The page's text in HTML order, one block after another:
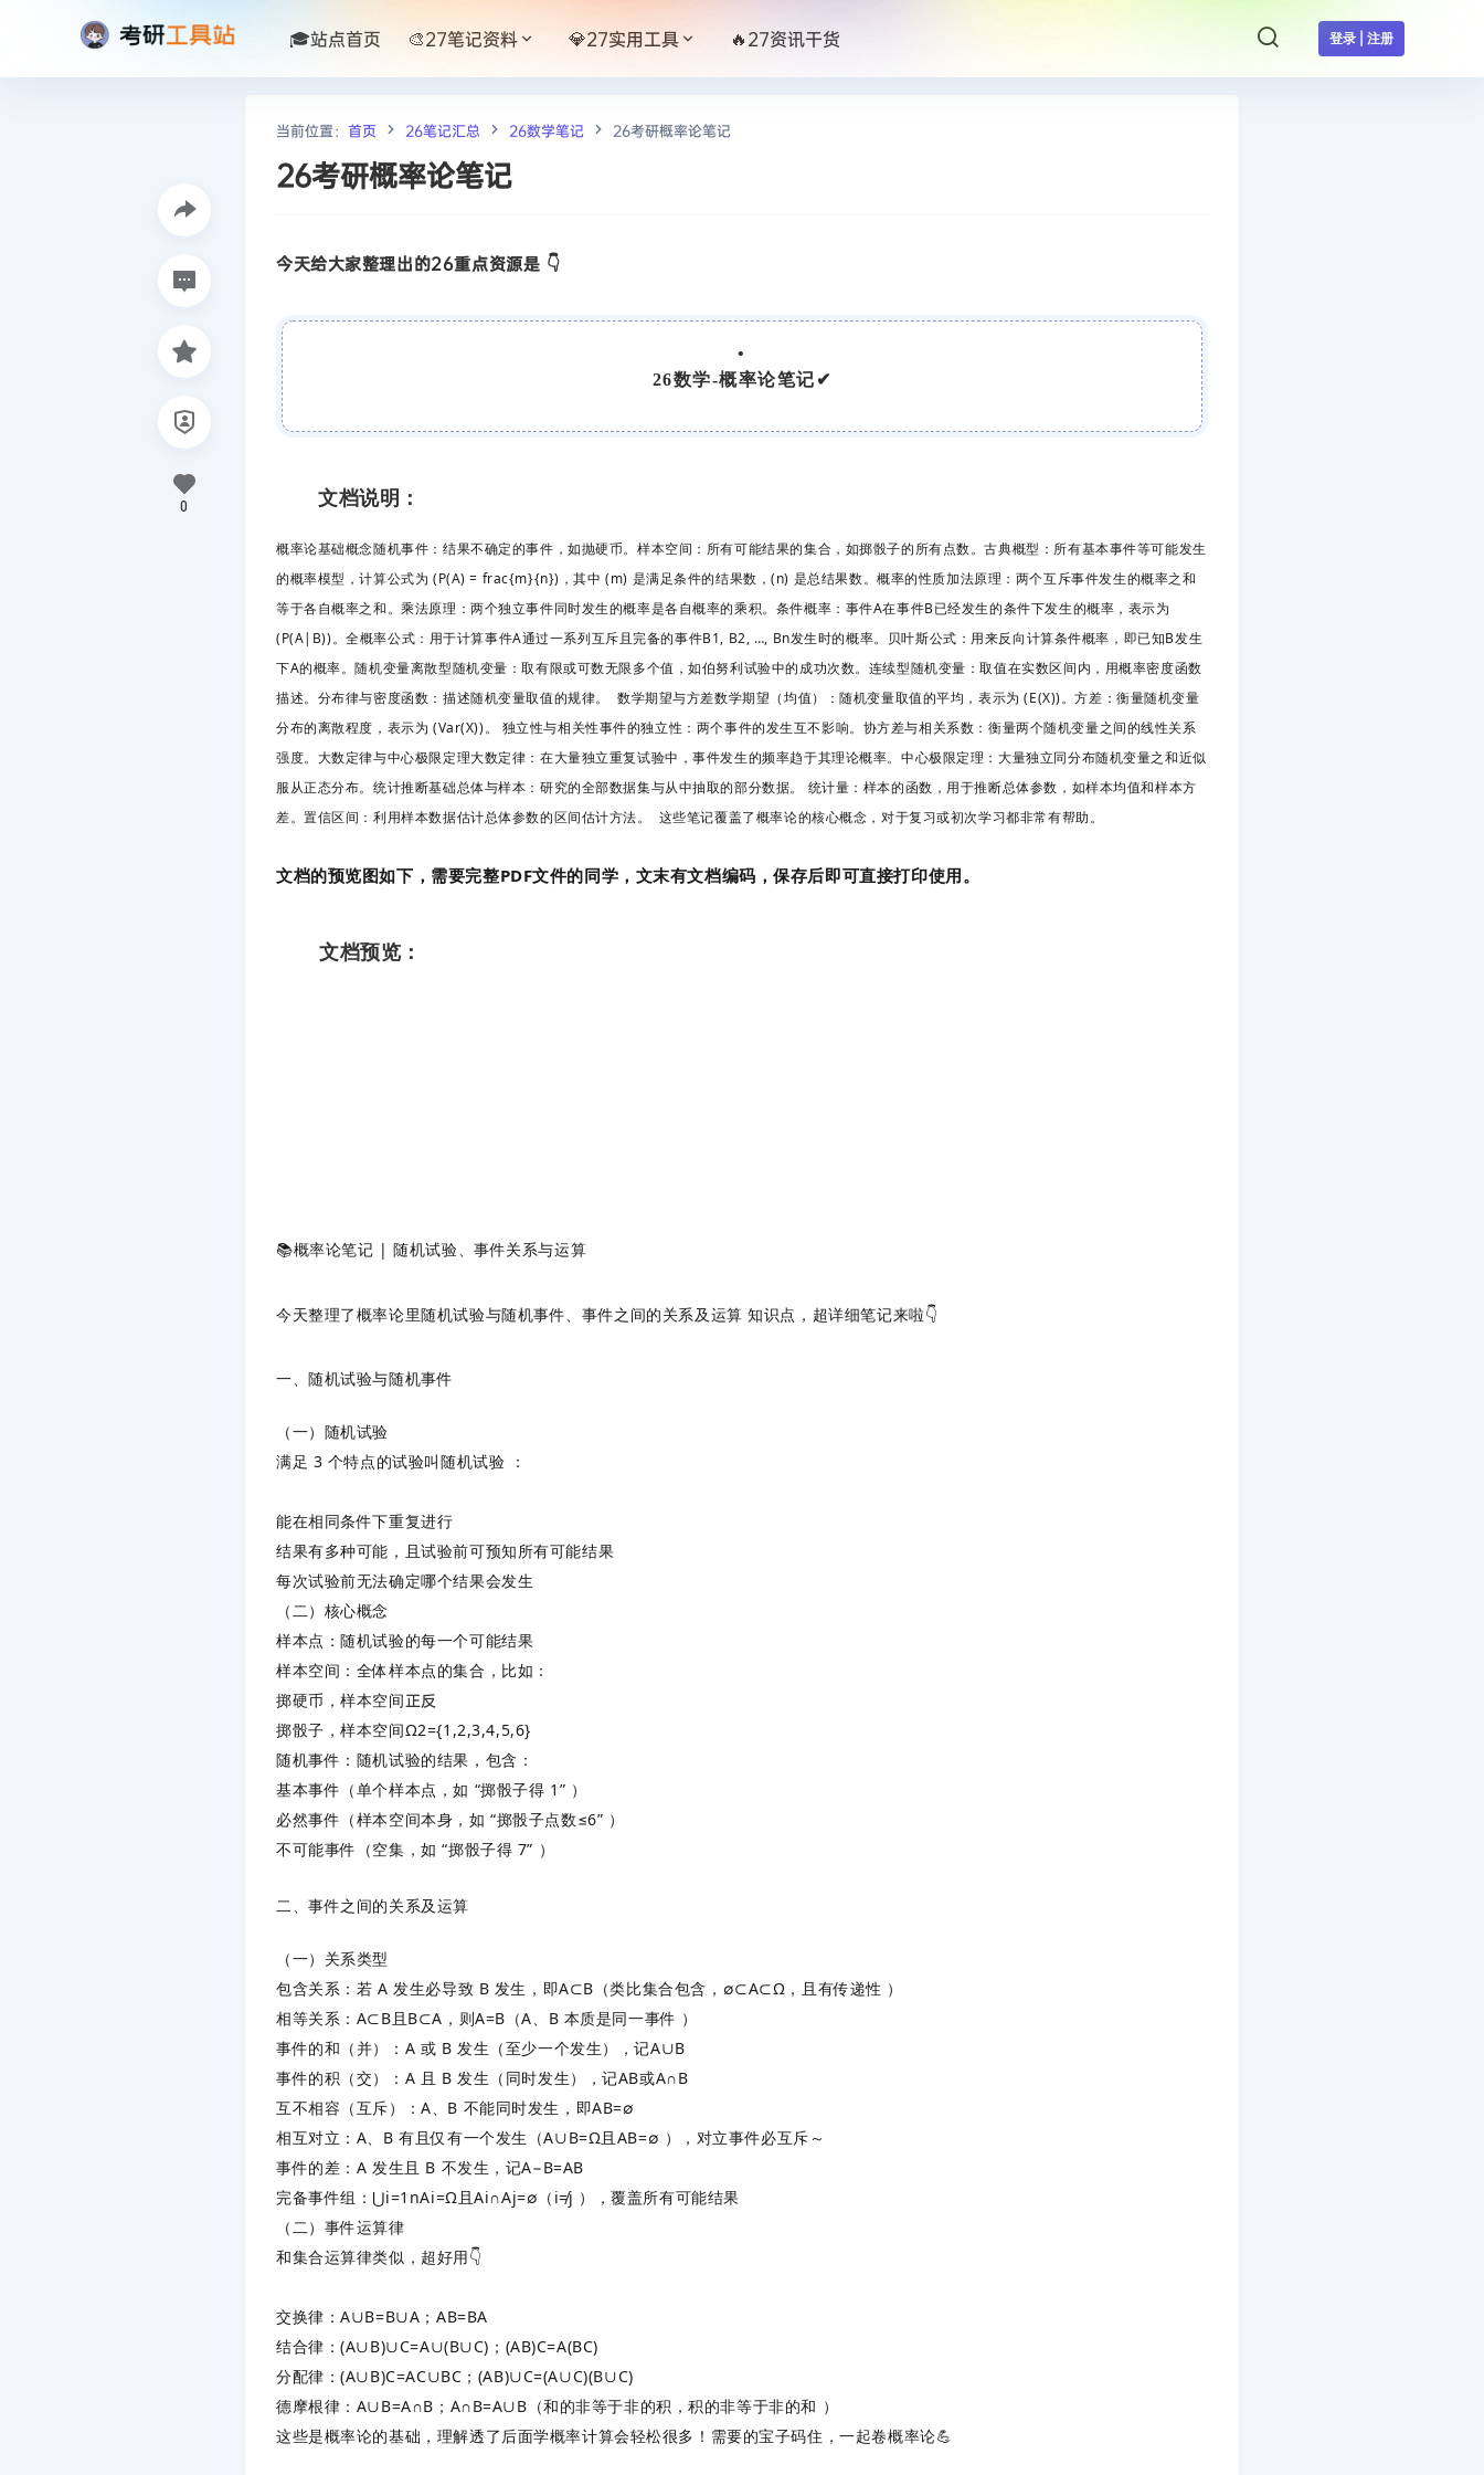
登录 | 注册
🎓站点首页 🎨27笔记资料 💎27实用工具 🔥27资讯干货
当前位置： 首页 26笔记汇总 26数学笔记 26考研概率论笔记
26考研概率论笔记
今天给大家整理出的26重点资源是 👇
•
26数学-概率论笔记 ✔
文档说明：
概率论基础概念随机事件：结果不确定的事件，如抛硬币。样本空间：所有可能结果的集合，如掷骰子的所有点数。古典概型：所有基本事件等可能发生
的概率模型，计算公式为 (P(A) = frac{m}{n})，其中 (m) 是满足条件的结果数，(n) 是总结果数。概率的性质加法原理：两个互斥事件发生的概率之和
等于各自概率之和。乘法原理：两个独立事件同时发生的概率是各自概率的乘积。条件概率：事件A在事件B已经发生的条件下发生的概率，表示为
(P(A|B))。全概率公式：用于计算事件A通过一系列互斥且完备的事件B1, B2, …, Bn发生时的概率。贝叶斯公式：用来反向计算条件概率，即已知B发生
下A的概率。随机变量离散型随机变量：取有限或可数无限多个值，如伯努利试验中的成功次数。连续型随机变量：取值在实数区间内，用概率密度函数
描述。分布律与密度函数：描述随机变量取值的规律。 数学期望与方差数学期望（均值）：随机变量取值的平均，表示为 (E(X))。方差：衡量随机变量
分布的离散程度，表示为 (Var(X))。 独立性与相关性事件的独立性：两个事件的发生互不影响。协方差与相关系数：衡量两个随机变量之间的线性关系
强度。大数定律与中心极限定理大数定律：在大量独立重复试验中，事件发生的频率趋于其理论概率。中心极限定理：大量独立同分布随机变量之和近似
服从正态分布。统计推断基础总体与样本：研究的全部数据集与从中抽取的部分数据。 统计量：样本的函数，用于推断总体参数，如样本均值和样本方
差。置信区间：利用样本数据估计总体参数的区间估计方法。 这些笔记覆盖了概率论的核心概念，对于复习或初次学习都非常有帮助。
文档的预览图如下，需要完整PDF文件的同学，文末有文档编码，保存后即可直接打印使用。
文档预览：
📚概率论笔记 | 随机试验、事件关系与运算
今天整理了概率论里随机试验与随机事件 事件之间的关系及运算 知识点，超详细笔记来啦👇
一、随机试验与随机事件
（一）随机试验
满足 3 个特点的试验叫随机试验 ：
能在相同条件下重复进行
结果有多种可能，且试验前可预知所有可能结果
每次试验前无法确定哪个结果会发生
（二）核心概念
样本点：随机试验的每一个可能结果
样本空间：全体样本点的集合，比如：
掷硬币，样本空间正反
掷骰子，样本空间Ω2={1 ,2,3,4,5,6}
随机事件：随机试验的结果，包含：
基本事件（单个样本点，如 “掷骰子得 1” ）
必然事件（样本空间本身，如 “掷骰子点数≤6” ）
不可能事件（空集，如 “掷骰子得 7” ）
二、事件之间的关系及运算
（一）关系类型
包含关系：若 A 发生必导致 B 发生，即A⊂B （类比集合包含， ∅⊂A⊂Ω ，且有传递性 ）
相等关系： A⊂B且 B⊂A ，则A=B （A、B 本质是同一事件 ）
事件的和（并）：A 或 B 发生（至少一个发生），记A∪B
事件的积（交）：A 且 B 发生（同时发生），记AB或A∩B
互不相容（互斥）：A、B 不能同时发生，即AB=∅
相互对立：A、B 有且仅有一个发生（A∪B=Ω且 AB=∅ ），对立事件必互斥～
事件的差：A 发生且 B 不发生，记A−B=AB
完备事件组： ⋃i=1 nAi=Ω且Ai∩Aj=∅ （i≠j ），覆盖所有可能结果
（二）事件运算律
和集合运算律类似，超好用👇
交换律：A∪B=B∪A ； AB=BA
结合律：(A∪B)∪C=A∪(B∪C) ； (AB)C=A(BC)
分配律：(A∪B)C=AC∪BC ； (AB)∪C=(A∪C)(B∪C)
德摩根律： A∪B=A∩B； A∩B=A∪B（和的非等于非的积，积的非等于非的和 ）
这些是概率论的基础，理解透了后面学概率计算会轻松很多！需要的宝子码住，一起卷概率论💪
0